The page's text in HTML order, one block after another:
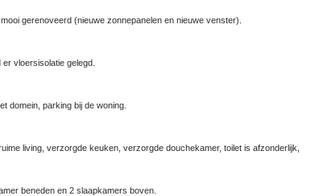
gerenoveerd (nieuwe zonnepanelen en nieuwe venster).
vloersisolatie gelegd.
domein, parking bij de woning.
living, verzorgde keuken, verzorgde douchekamer, toilet is afzonderlijk,
beneden en 2 slaapkamers boven.